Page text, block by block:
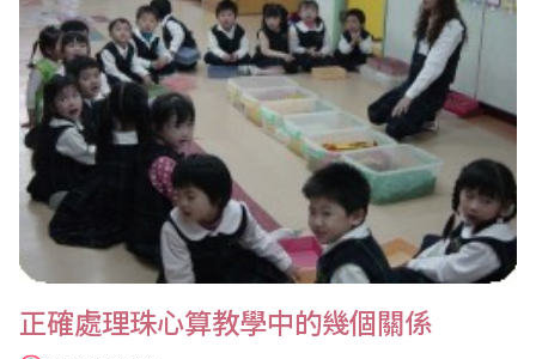
正確處理珠心算教學中的幾個關係